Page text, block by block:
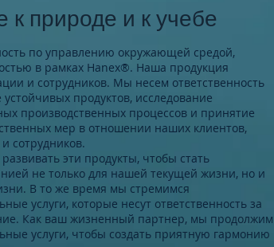
природе и к учебе
по управлению окружающей средой,
в рамках Hanex®. Наша продукция
и сотрудников. Мы несем ответственность
продуктов, исследование
производственных процессов и принятие
мер в отношении наших клиентов,
сотрудников.
эти продукты, чтобы стать
не только для нашей текущей жизни, но и
В то же время мы стремимся
услуги, которые несут ответственность за
Как ваш жизненный партнер, мы продолжим
услуги, чтобы создать приятную гармонию